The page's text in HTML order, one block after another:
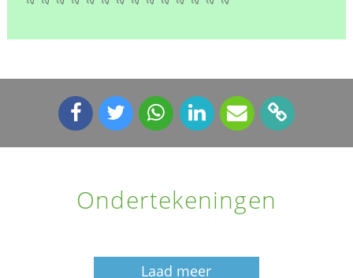
Ondertekeningen
Laad meer